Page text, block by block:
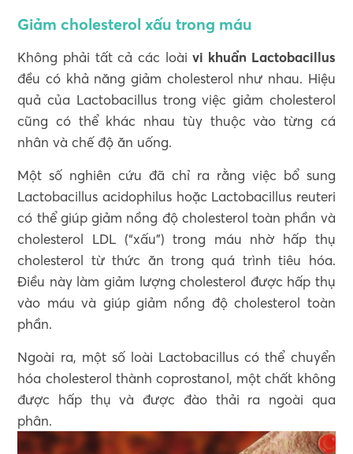
Giảm cholesterol xấu trong máu
Không phải tất cả các loàivi khuẩn Lactobacillus
đều có khả năng giảm cholesterol như nhau. Hiệu
quả của Lactobacillus trong việc giảm cholesterol
cũng có thể khác nhau tùy thuộc vào từng cá
nhân và chế độ ăn uống.
Một số nghiên cứu đã chỉ ra rằng việc bổ sung
Lactobacillus acidophilus hoặc Lactobacillus reuteri
có thể giúp giảm nồng độ cholesterol toàn phần và
cholesterol LDL (“xấu”) trong máu nhờ hấp thụ
cholesterol từ thức ăn trong quá trình tiêu hóa.
Điều này làm giảm lượng cholesterol được hấp thụ
vào máu và giúp giảm nồng độ cholesterol toàn
phần.
Ngoài ra, một số loài Lactobacillus có thể chuyển
hóa cholesterol thành coprostanol, một chất không
được hấp thụ và được đào thải ra ngoài qua
phân.